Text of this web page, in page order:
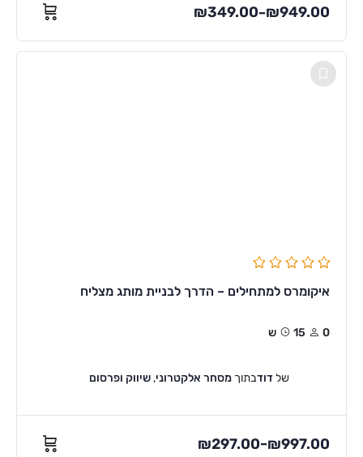
₪349.00–₪949.00
איקומרס למתחילים – הדרך לבניית מותג מצליח
0 15ש
שלדודבתוך מסחר אלקטרוני, שיווק ופרסום
₪297.00–₪997.00